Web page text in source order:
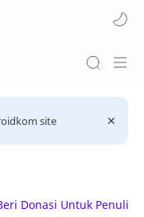
site
Donasi Untuk Penulis